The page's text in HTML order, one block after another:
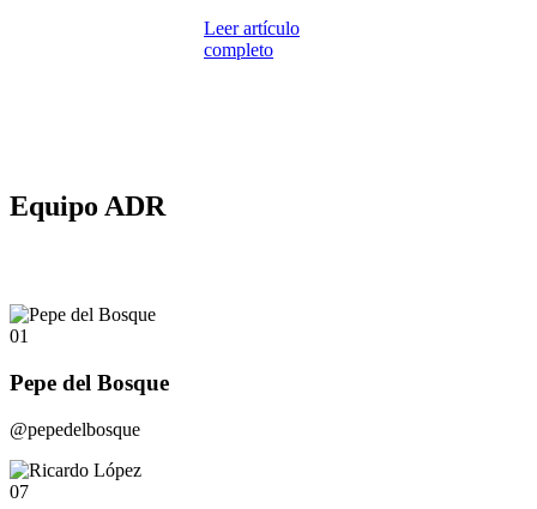
Leer artículo
completo
Equipo ADR
01
Pepe del Bosque
@pepedelbosque
07